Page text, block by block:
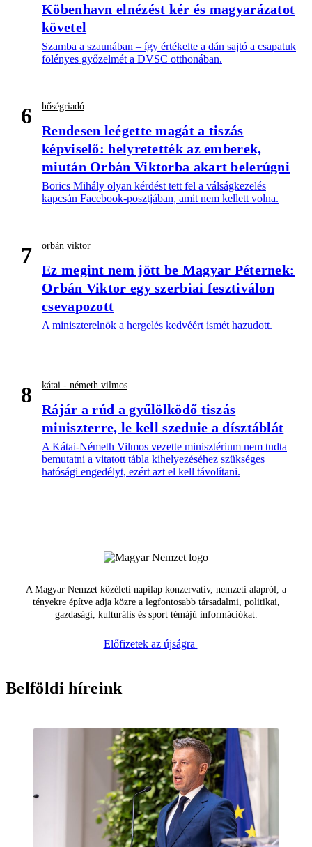
Köbenhavn elnézést kér és magyarázatot
követel
Szamba a szaunában – így értékelte a dán sajtó a csapatuk
fölényes győzelmét a DVSC otthonában.
6 hőségriadó
Rendesen leégette magát a tiszás
képviselő: helyretették az emberek,
miután Orbán Viktorba akart belerúgni
Borics Mihály olyan kérdést tett fel a válságkezelés
kapcsán Facebook-posztjában, amit nem kellett volna.
7 orbán viktor
Ez megint nem jött be Magyar Péternek:
Orbán Viktor egy szerbiai fesztiválon
csevapozott
A miniszterelnök a hergelés kedvéért ismét hazudott.
8 kátai - németh vilmos
Rájár a rúd a gyűlölködő tiszás
miniszterre, le kell szednie a dísztáblát
A Kátai-Németh Vilmos vezette minisztérium nem tudta
bemutatni a vitatott tábla kihelyezéséhez szükséges
hatósági engedélyt, ezért azt el kell távolítani.
A Magyar Nemzet közéleti napilap konzervatív, nemzeti alapról, a
tényekre építve adja közre a legfontosabb társadalmi, politikai,
gazdasági, kulturális és sport témájú információkat.
Előfizetek az újságra
Belföldi híreink